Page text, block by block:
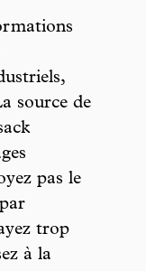
source de
pas le
trop
à la